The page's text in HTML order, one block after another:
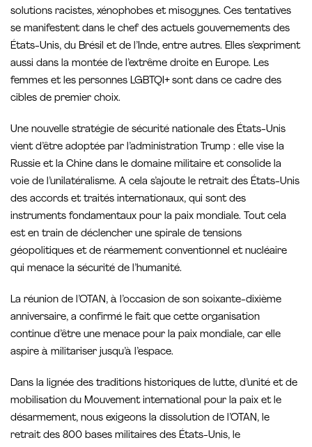
solutions racistes, xénophobes et misogynes. Ces tentatives
se manifestent dans le chef des actuels gouvernements des
États-Unis, du Brésil et de l’Inde, entre autres. Elles s’expriment
aussi dans la montée de l’extrême droite en Europe. Les
femmes et les personnes LGBTQI+ sont dans ce cadre des
cibles de premier choix.
Une nouvelle stratégie de sécurité nationale des États-Unis
vient d’être adoptée par l’administration Trump : elle vise la
Russie et la Chine dans le domaine militaire et consolide la
voie de l’unilatéralisme. A cela s’ajoute le retrait des États-Unis
des accords et traités internationaux, qui sont des
instruments fondamentaux pour la paix mondiale. Tout cela
est en train de déclencher une spirale de tensions
géopolitiques et de réarmement conventionnel et nucléaire
qui menace la sécurité de l’humanité.
La réunion de l’OTAN, à l’occasion de son soixante-dixième
anniversaire, a confirmé le fait que cette organisation
continue d’être une menace pour la paix mondiale, car elle
aspire à militariser jusqu’à l’espace.
Dans la lignée des traditions historiques de lutte, d’unité et de
mobilisation du Mouvement international pour la paix et le
désarmement, nous exigeons la dissolution de l’OTAN, le
retrait des 800 bases militaires des États-Unis, le